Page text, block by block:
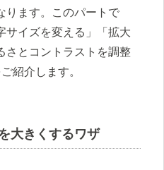
ります。このパートで
サイズを変える」「拡大
さとコントラストを調整
紹介します。
大きくするワザ